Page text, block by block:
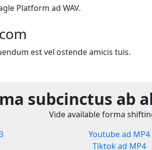
Platform ad WAV.
est vel ostende amicis tuis.
subcinctus ab
Vide available forma
Youtube ad MP4
Tiktok ad MP4